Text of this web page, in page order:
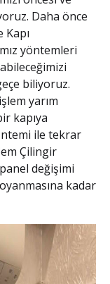
Daha önce
Kapı
yöntemleri
biliyoruz.
yarım
kapıya
ile tekrar
Çilingir
değişimi
kadar